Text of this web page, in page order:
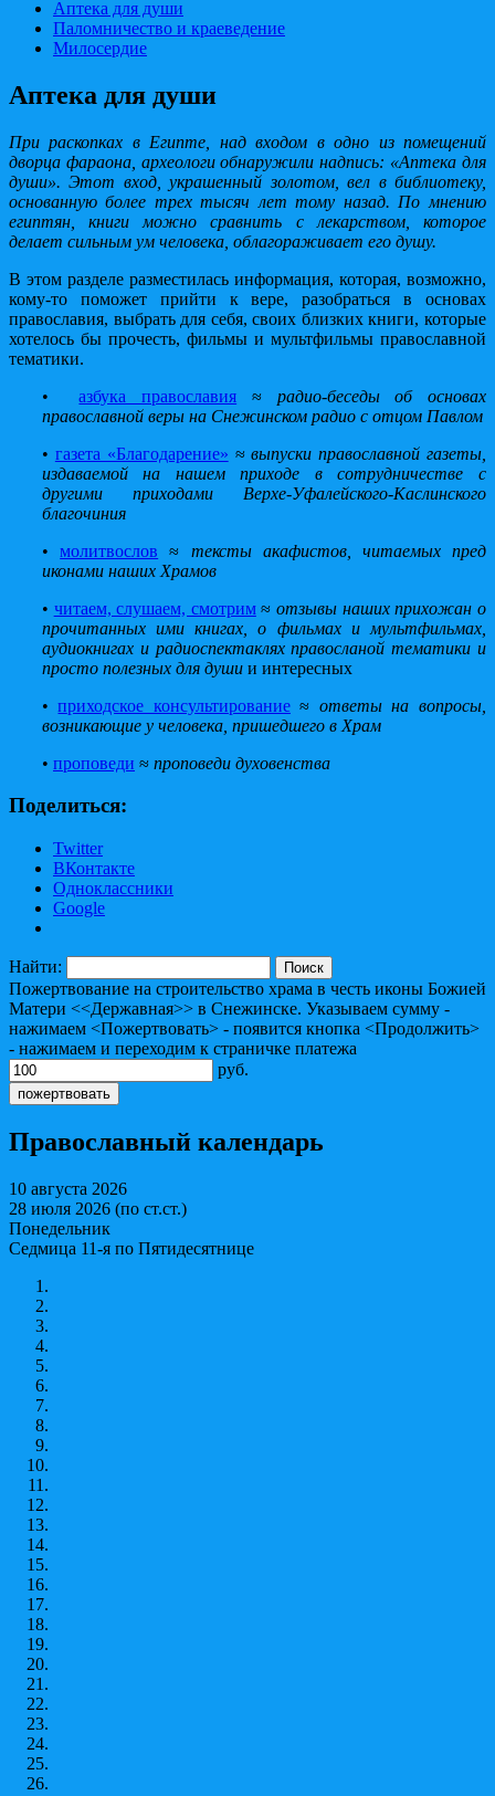
Аптека для души
Паломничество и краеведение
Милосердие
Аптека для души
При раскопках в Египте, над входом в одно из помещений
дворца фараона, археологи обнаружили надпись: «Аптека для
души». Этот вход, украшенный золотом, вел в библиотеку,
основанную более трех тысяч лет тому назад. По мнению
египтян, книги можно сравнить с лекарством, которое
делает сильным ум человека, облагораживает его душу.
В этом разделе разместилась информация, которая, возможно,
кому-то поможет прийти к вере, разобраться в основах
православия, выбрать для себя, своих близких книги, которые
хотелось бы прочесть, фильмы и мультфильмы православной
тематики.
•азбука православия ≈ радио-беседы об основах
православной веры на Снежинском радио с отцом Павлом
• газета «Благодарение» ≈выпуски православной газеты,
издаваемой на нашем приходе в сотрудничестве с
другими приходами Верхе-Уфалейского-Каслинского
благочиния
•молитвослов ≈ тексты акафистов, читаемых пред
иконами наших Храмов
• читаем, слушаем, смотрим≈отзывы наших прихожан о
прочитанных ими книгах, о фильмах и мультфильмах,
аудиокнигах и радиоспектаклях правосланой тематики и
просто полезных для души и интересных
•приходское консультирование ≈ ответы на вопросы,
возникающие у человека, пришедшего в Храм
• проповеди ≈ проповеди духовенства
Поделиться:
Twitter
ВКонтакте
Одноклассники
Google
Найти:
Пожертвование на строительство храма в честь иконы Божией
Матери <<Державная>> в Снежинске. Указываем сумму -
нажимаем <Пожертвовать> - появится кнопка <Продолжить>
- нажимаем и переходим к страничке платежа
руб.
Православный календарь
10 августа 2026
28 июля 2026 (по ст.ст.)
Понедельник
Седмица 11-я по Пятидесятнице